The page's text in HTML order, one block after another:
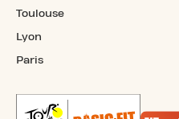
Toulouse
Lyon
Paris